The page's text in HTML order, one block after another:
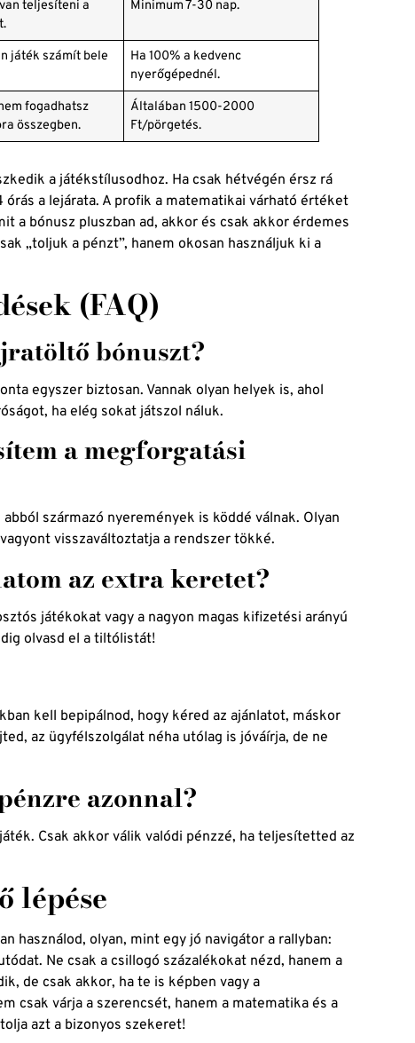
teljesíteni a
Minimum 7-30 nap.
játék számít bele
Ha 100% a kedvenc
nyerőgépednél.
fogadhatsz
összegben.
Általában 1500-2000
Ft/pörgetés.
a játékstílusodhoz. Ha csak hétvégén érsz rá
a lejárata. A profik a matematikai várható értéket
a bónusz pluszban ad, akkor és csak akkor érdemes
„toljuk a pénzt”, hanem okosan használjuk ki a
(FAQ)
bónuszt?
egyszer biztosan. Vannak olyan helyek is, ahol
ha elég sokat játszol náluk.
a megforgatási
származó nyeremények is köddé válnak. Olyan
visszaváltoztatja a rendszer tökké.
az extra keretet?
játékokat vagy a nagyon magas kifizetési arányú
olvasd el a tiltólistát!
kell bepipálnod, hogy kéred az ajánlatot, máskor
az ügyfélszolgálat néha utólag is jóváírja, de ne
azonnal?
Csak akkor válik valódi pénzzé, ha teljesítetted az
lépése
használod, olyan, mint egy jó navigátor a rallyban:
Ne csak a csillogó százalékokat nézd, hanem a
de csak akkor, ha te is képben vagy a
csak várja a szerencsét, hanem a matematika és a
azt a bizonyos szekeret!